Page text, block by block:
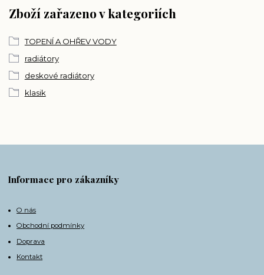
Zboží zařazeno v kategoriích
TOPENÍ A OHŘEV VODY
radiátory
deskové radiátory
klasik
Informace pro zákazníky
O nás
Obchodní podmínky
Doprava
Kontakt